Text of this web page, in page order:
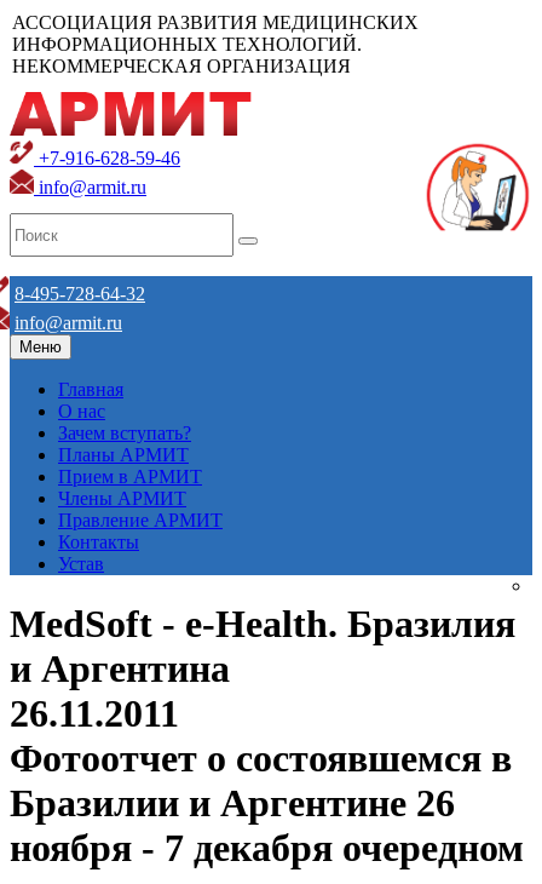
АССОЦИАЦИЯ РАЗВИТИЯ МЕДИЦИНСКИХ
ИНФОРМАЦИОННЫХ ТЕХНОЛОГИЙ.
НЕКОММЕРЧЕСКАЯ ОРГАНИЗАЦИЯ
+7-916-628-59-46
info@armit.ru
8-495-728-64-32
info@armit.ru
Меню
Главная
О нас
Зачем вступать?
Планы АРМИТ
Прием в АРМИТ
Члены АРМИТ
Правление АРМИТ
Контакты
Устав
MedSoft - e-Health. Бразилия
и Аргентина
26.11.2011
Фотоотчет о состоявшемся в
Бразилии и Аргентине 26
ноября - 7 декабря очередном